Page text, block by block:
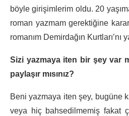
böyle girişimlerim oldu. 20
roman yazmam gerektiğine
romanım Demirdağın Kurtları’nı
Sizi yazmaya iten bir şey var
paylaşır mısınız?
Beni yazmaya iten şey, bugüne
veya hiç bahsedilmemiş fakat